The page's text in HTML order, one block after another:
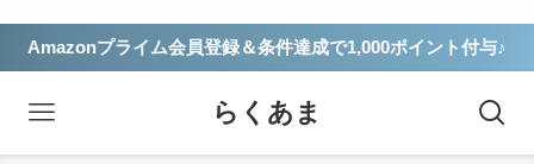
Amazonプライム会員登録＆条件達成で1,000ポイント付与♪
らくあま